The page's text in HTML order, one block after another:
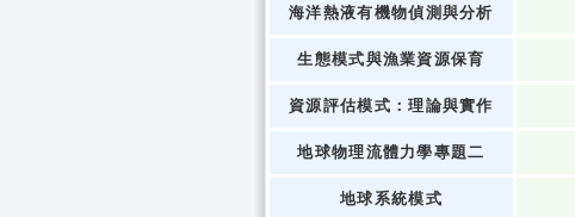
海洋熱液有機物偵測與分析
生態模式與漁業資源保育
資源評估模式：理論與實作
地球物理流體力學專題二
地球系統模式